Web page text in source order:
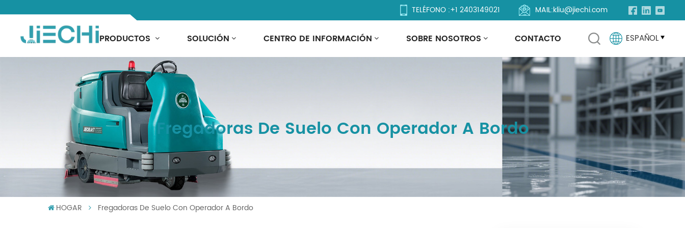
TELÉFONO :+1 2403149021 MAIL:kliu@jiechi.com
PRODUCTOS SOLUCIÓN CENTRO DE INFORMACIÓN SOBRE NOSOTROS CONTACTO ESPAÑOL
English
Français
Русский
Español
Português
العربية
Fregadoras De Suelo Con Operador A Bordo
HOGAR Fregadoras De Suelo Con Operador A Bordo